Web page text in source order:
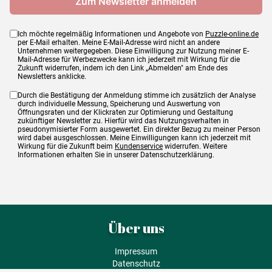
Ich möchte regelmäßig Informationen und Angebote von Puzzle-online.de
per E-Mail erhalten. Meine E-Mail-Adresse wird nicht an andere
Unternehmen weitergegeben. Diese Einwilligung zur Nutzung meiner E-
Mail-Adresse für Werbezwecke kann ich jederzeit mit Wirkung für die
Zukunft widerrufen, indem ich den Link „Abmelden" am Ende des
Newsletters anklicke.
Durch die Bestätigung der Anmeldung stimme ich zusätzlich der Analyse
durch individuelle Messung, Speicherung und Auswertung von
Öffnungsraten und der Klickraten zur Optimierung und Gestaltung
zukünftiger Newsletter zu. Hierfür wird das Nutzungsverhalten in
pseudonymisierter Form ausgewertet. Ein direkter Bezug zu meiner Person
wird dabei ausgeschlossen. Meine Einwilligungen kann ich jederzeit mit
Wirkung für die Zukunft beim Kundenservice widerrufen. Weitere
Informationen erhalten Sie in unserer Datenschutzerklärung.
Über uns
Impressum
Datenschutz